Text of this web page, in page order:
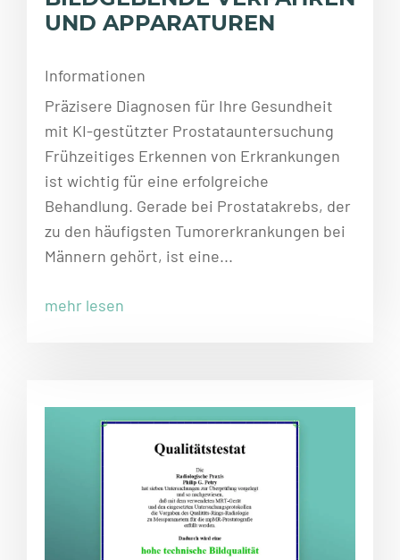
UND APPARATUREN
Informationen
Präzisere Diagnosen für Ihre Gesundheit
mit KI-gestützter Prostatauntersuchung
Frühzeitiges Erkennen von Erkrankungen
ist wichtig für eine erfolgreiche
Behandlung. Gerade bei Prostatakrebs, der
zu den häufigsten Tumorerkrankungen bei
Männern gehört, ist eine...
mehr lesen